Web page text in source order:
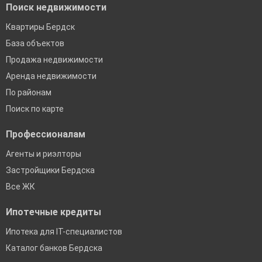
Поиск недвижимости
Квартиры Бердск
База объектов
Продажа недвижимости
Аренда недвижимости
По районам
Поиск по карте
Профессионалам
Агенты и риэлторы
Застройщики Бердска
Все ЖК
Ипотечные кредиты
Ипотека для IT-специалистов
Каталог банков Бердска